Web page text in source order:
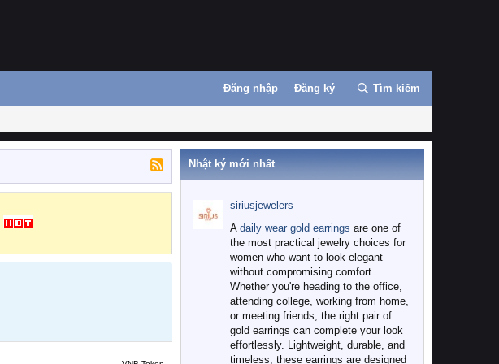
Đăng nhập Đăng ký Tìm kiếm
Nhật ký mới nhất
siriusjewelers
A daily wear gold earrings are one of
the most practical jewelry choices for
women who want to look elegant
without compromising comfort.
Whether you're heading to the office,
attending college, working from home,
or meeting friends, the right pair of
gold earrings can complete your look
effortlessly. Lightweight, durable, and
timeless, these earrings are designed